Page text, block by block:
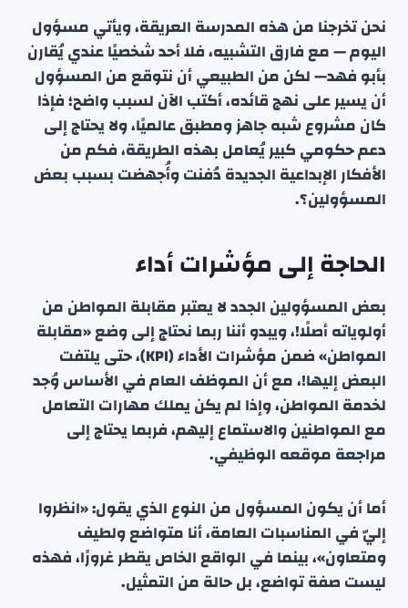
نحن تخرجنا من هذه المدرسة العريقة، ويأتي مسؤول
اليوم — مع فارق التشبيه، فلا أحد شخصيًا عندي يُقارن
بأبو فهد— لكن من الطبيعي أن نتوقع من المسؤول
أن يسير على نهج قائده، أكتب الآن لسبب واضح؛ فإذا
كان مشروع شبه جاهز ومطبق عالميًا، ولا يحتاج إلى
دعم حكومي كبير يُعامل بهذه الطريقة، فكم من
الأفكار الإبداعية الجديدة دُفنت وأُجهضت بسبب بعض
المسؤولين؟.
الحاجة إلى مؤشرات أداء
بعض المسؤولين الجدد لا يعتبر مقابلة المواطن من
أولوياته أصلًا!، ويبدو أننا ربما نحتاج إلى وضع «مقابلة
المواطن» ضمن مؤشرات الأداء (KPI)، حتى يلتفت
البعض إليها!، مع أن الموظف العام في الأساس وُجد
لخدمة المواطن، وإذا لم يكن يملك مهارات التعامل
مع المواطنين والاستماع إليهم، فربما يحتاج إلى
مراجعة موقعه الوظيفي.
أما أن يكون المسؤول من النوع الذي يقول: «انظروا
إليّ في المناسبات العامة، أنا متواضع ولطيف
ومتعاون»، بينما في الواقع الخاص يقطر غرورًا، فهذه
ليست صفة تواضع، بل حالة من التمثيل.